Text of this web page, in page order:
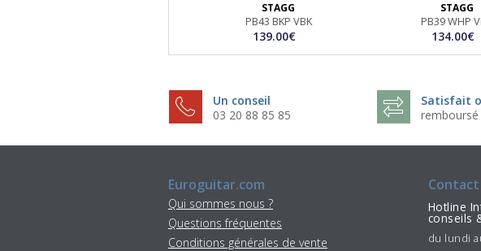
STAGG
PB43 BKP VBK
139.00€
STAGG
PB39 WHP
134.00€
Un conseil
03 20 88 85 85
Satisfait
remboursé
Euroguitar.com
Qui sommes nous ?
Questions fréquentes
Conditions générales de vente
Hotline
conseils
du lundi